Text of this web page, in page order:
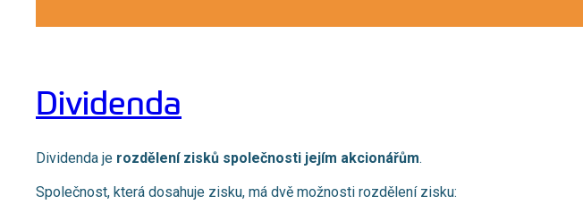
Dividenda
Dividenda je rozdělení zisků společnosti jejím akcionářům.
Společnost, která dosahuje zisku, má dvě možnosti rozdělení zisku: